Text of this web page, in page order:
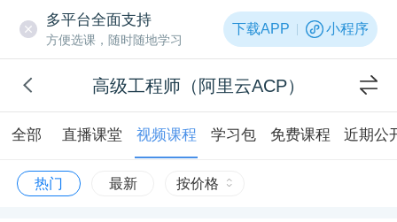
多平台全面支持
方便选课，随时随地学习
下载APP 小程序
高级工程师（阿里云ACP）
全部 直播课堂 视频课程 学习包 免费课程 近期公
热门 最新 按价格